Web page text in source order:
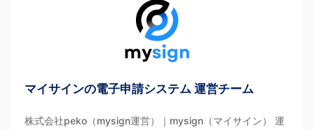
マイサインの電子申請システム 運営チーム
株式会社peko（mysign運営）｜mysign（マイサイン） 運